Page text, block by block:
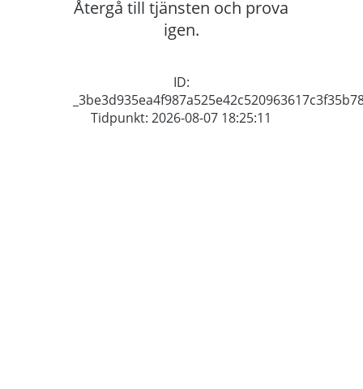
Återgå till tjänsten och prova
igen.
ID:
Tidpunkt: 2026-08-07 18:25:11